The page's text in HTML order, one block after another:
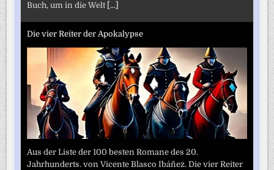
Buch, um in die Welt [...]
Die vier Reiter der Apokalypse
Aus der Liste der 100 besten Romane des 20.
Jahrhunderts. von Vicente Blasco Ibáñez. Die vier Reiter